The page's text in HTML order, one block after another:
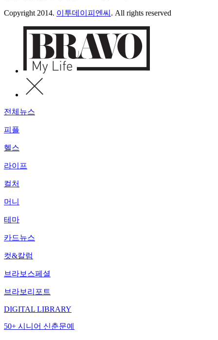
Copyright 2014. 이투데이피엔씨 . All rights reserved
전체뉴스
피플
헬스
라이프
컬처
머니
테마
카드뉴스
컷&칼럼
브라보스페셜
브라보리포트
DIGITAL LIBRARY
50+ 시니어 신춘문예